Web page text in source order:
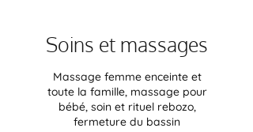
Soins et massages
Massage femme enceinte et
toute la famille, massage pour
bébé, soin et rituel rebozo,
fermeture du bassin